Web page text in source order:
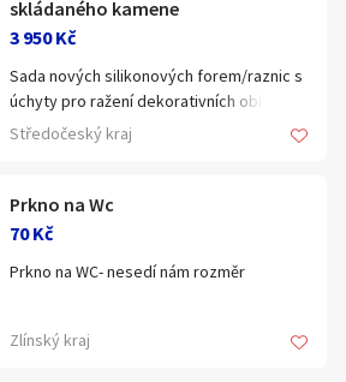
skládaného kamene
3 950 Kč
Sada nových silikonových forem/raznic s
úchyty pro ražení dekorativních obkladů
imitace skládaného kamene. V případě
odlévat obklady.
Pružná forma pro výrobu imitace
venkovní použití.
Počet segmentú : 6 ks
Středočeský kraj
Prkno na Wc
70 Kč
Prkno na WC- nesedí nám rozměr
Zlínský kraj